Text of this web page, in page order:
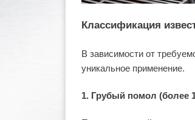
Классификация
В зависимости от
уникальное применение.
1. Грубый помол (более